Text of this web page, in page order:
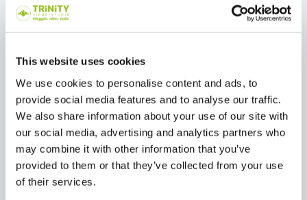
This website uses cookies
We use cookies to personalise content and ads, to
provide social media features and to analyse our traffic.
We also share information about your use of our site with
our social media, advertising and analytics partners who
may combine it with other information that you’ve
provided to them or that they’ve collected from your use
of their services.
romana e cuore pulsante del West Sussex.
lasciati conquistare dalla sua atmosfera vivace.
Nel pomeriggio, rilassati a Bognor Regis, dove
potrai goderti un pomeriggio di sole sulla
spiaggia dorata, divertendoti con giochi e
attività all’aria aperta, tutto mentre pratichi
l’inglese con i tuoi amici.